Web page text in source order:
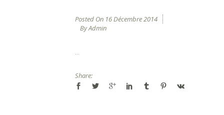
Posted On 16 Décembre 2014
ByAdmin
Share: